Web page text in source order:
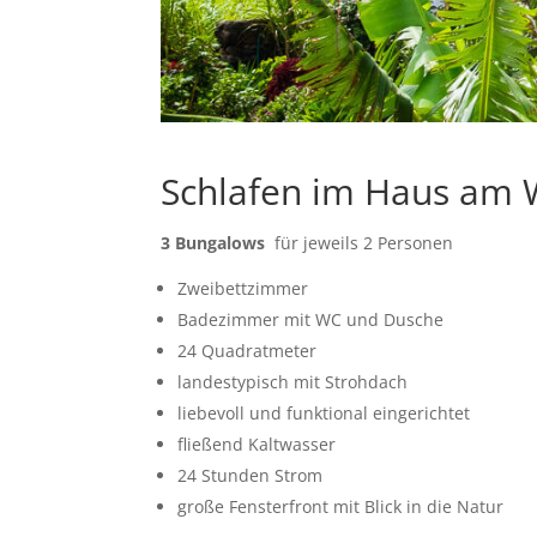
Schlafen im Haus am
3 Bungalowsfür jeweils 2 Personen
Zweibettzimmer
Badezimmer mit WC und Dusche
24 Quadratmeter
landestypisch mit Strohdach
liebevoll und funktional eingerichtet
fließend Kaltwasser
24 Stunden Strom
große Fensterfront mit Blick in die Natur